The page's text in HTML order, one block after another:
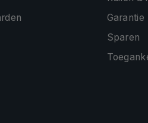
Garantie
Sparen